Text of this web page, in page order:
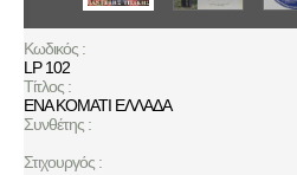
Κωδικός :
LP 102
Τίτλος :
ΕΝΑ ΚΟΜΑΤΙ ΕΛΛΑΔΑ
Συνθέτης :
Στιχουργός :